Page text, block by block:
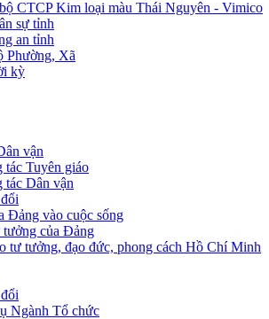
CTCP Kim loại màu Thái Nguyên - Vimico
sự tỉnh
an tỉnh
Phường, Xã
kỳ
vận
tác Tuyên giáo
tác Dân vận
Đảng vào cuộc sống
tưởng của Đảng
tư tưởng, đạo đức, phong cách Hồ Chí Minh
Ngành Tổ chức